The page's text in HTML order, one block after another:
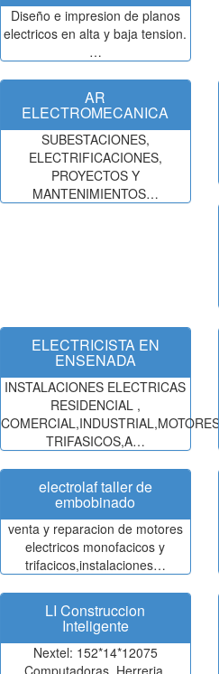
Diseño e impresion de planos
electricos en alta y baja tension.
…
AR
ELECTROMECANICA
SUBESTACIONES,
ELECTRIFICACIONES,
PROYECTOS Y
MANTENIMIENTOS…
ELECTRICISTA EN
ENSENADA
INSTALACIONES ELECTRICAS
RESIDENCIAL ,
COMERCIAL,INDUSTRIAL,MOTORES
TRIFASICOS,A…
electrolaf taller de
embobinado
venta y reparacion de motores
electricos monofacicos y
trifacicos,instalaciones…
LI Construccion
Inteligente
Nextel: 152*14*12075
Computadoras, Herreria,